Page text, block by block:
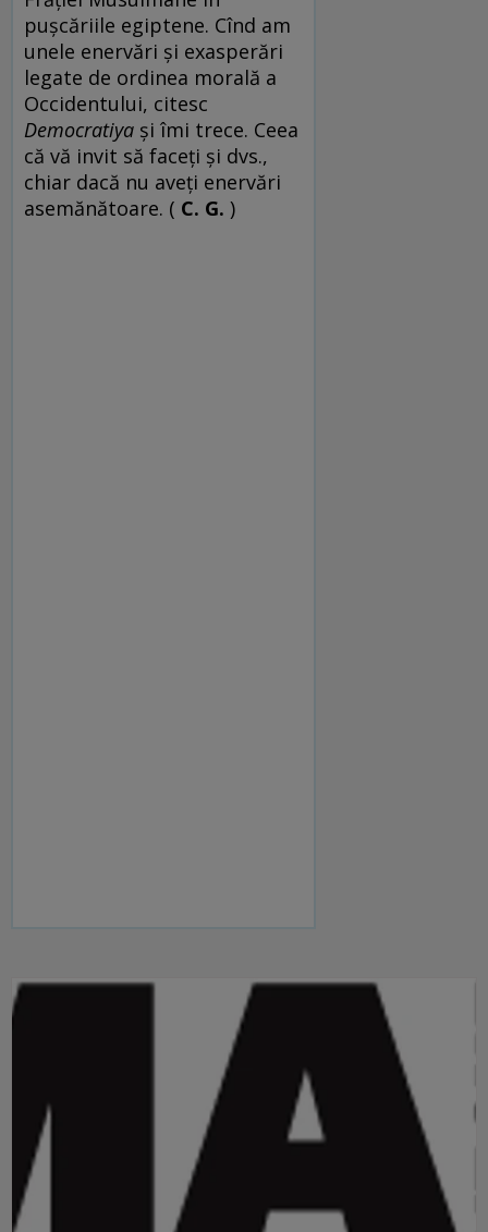
puşcăriile egiptene. Cînd am
unele enervări şi exasperări
legate de ordinea morală a
Occidentului, citesc
Democratiya şi îmi trece. Ceea
că vă invit să faceţi şi dvs.,
chiar dacă nu aveţi enervări
asemănătoare. ( C. G. )